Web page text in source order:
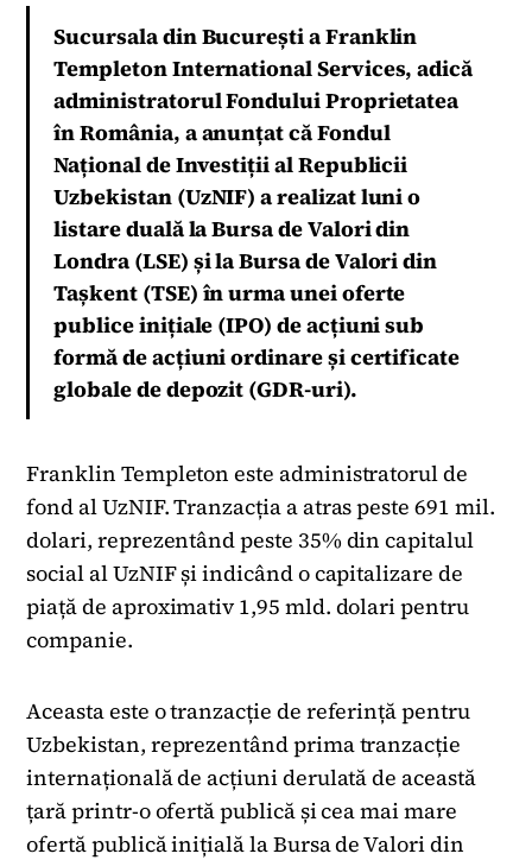
Sucursala din București a Franklin
Templeton International Services, adică
administratorul Fondului Proprietatea
în România, a anunțat că Fondul
Național de Investiții al Republicii
Uzbekistan (UzNIF) a realizat luni o
listare duală la Bursa de Valori din
Londra (LSE) și la Bursa de Valori din
Tașkent (TSE) în urma unei oferte
publice inițiale (IPO) de acțiuni sub
formă de acțiuni ordinare și certificate
globale de depozit (GDR-uri).
Franklin Templeton este administratorul de
fond al UzNIF. Tranzacția a atras peste 691 mil.
dolari, reprezentând peste 35% din capitalul
social al UzNIF și indicând o capitalizare de
piață de aproximativ 1,95 mld. dolari pentru
companie.
Aceasta este o tranzacție de referință pentru
Uzbekistan, reprezentând prima tranzacție
internațională de acțiuni derulată de această
țară printr-o ofertă publică și cea mai mare
ofertă publică inițială la Bursa de Valori din